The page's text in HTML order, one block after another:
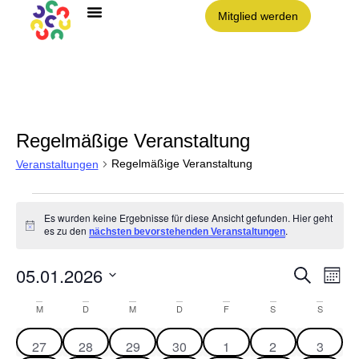
Mitglied werden
Regelmäßige Veranstaltung
Veranstaltungen Regelmäßige Veranstaltung
Hinweis
Es wurden keine Ergebnisse für diese Ansicht gefunden. Hier geht
es zu dennächsten bevorstehenden Veranstaltungen.
und
Suche
Monat
05.01.2026
wählen.
Kalender
von
M D M D F S S
0 Veranstaltungen
27 0 Veranstaltungen
28 0 Veranstaltungen
29 0 Veranstaltungen
30 0 Veranstaltungen
1 0
2 0
3